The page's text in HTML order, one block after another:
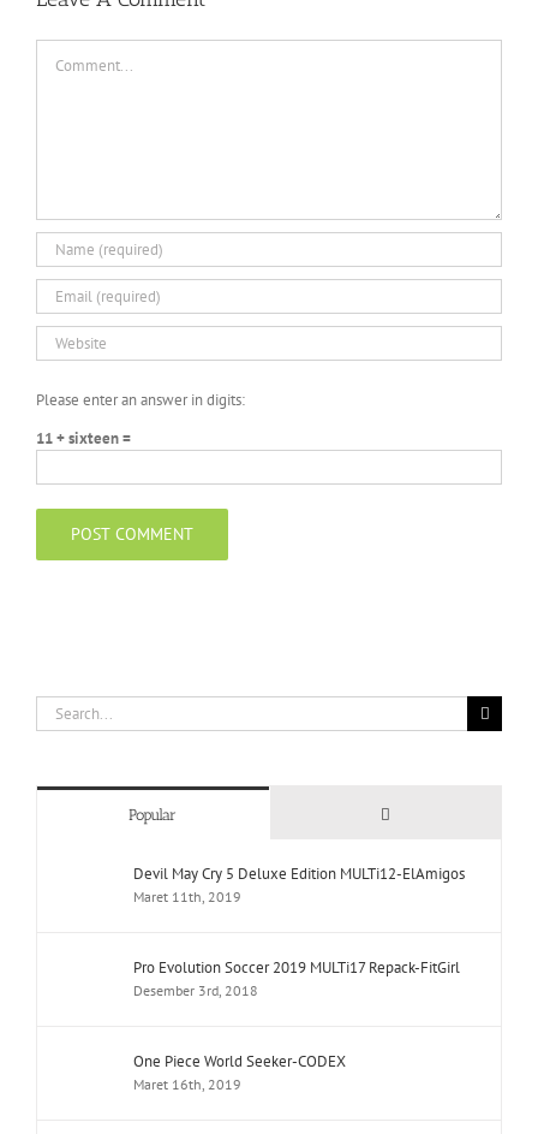
Macro
Please enter an answer in digits:
11 + sixteen =
Search
for:
Popular Comments
Devil May Cry 5 Deluxe Edition MULTi12-ElAmigos
Maret 11th, 2019
Pro Evolution Soccer 2019 MULTi17 Repack-FitGirl
Desember 3rd, 2018
One Piece World Seeker-CODEX
Maret 16th, 2019